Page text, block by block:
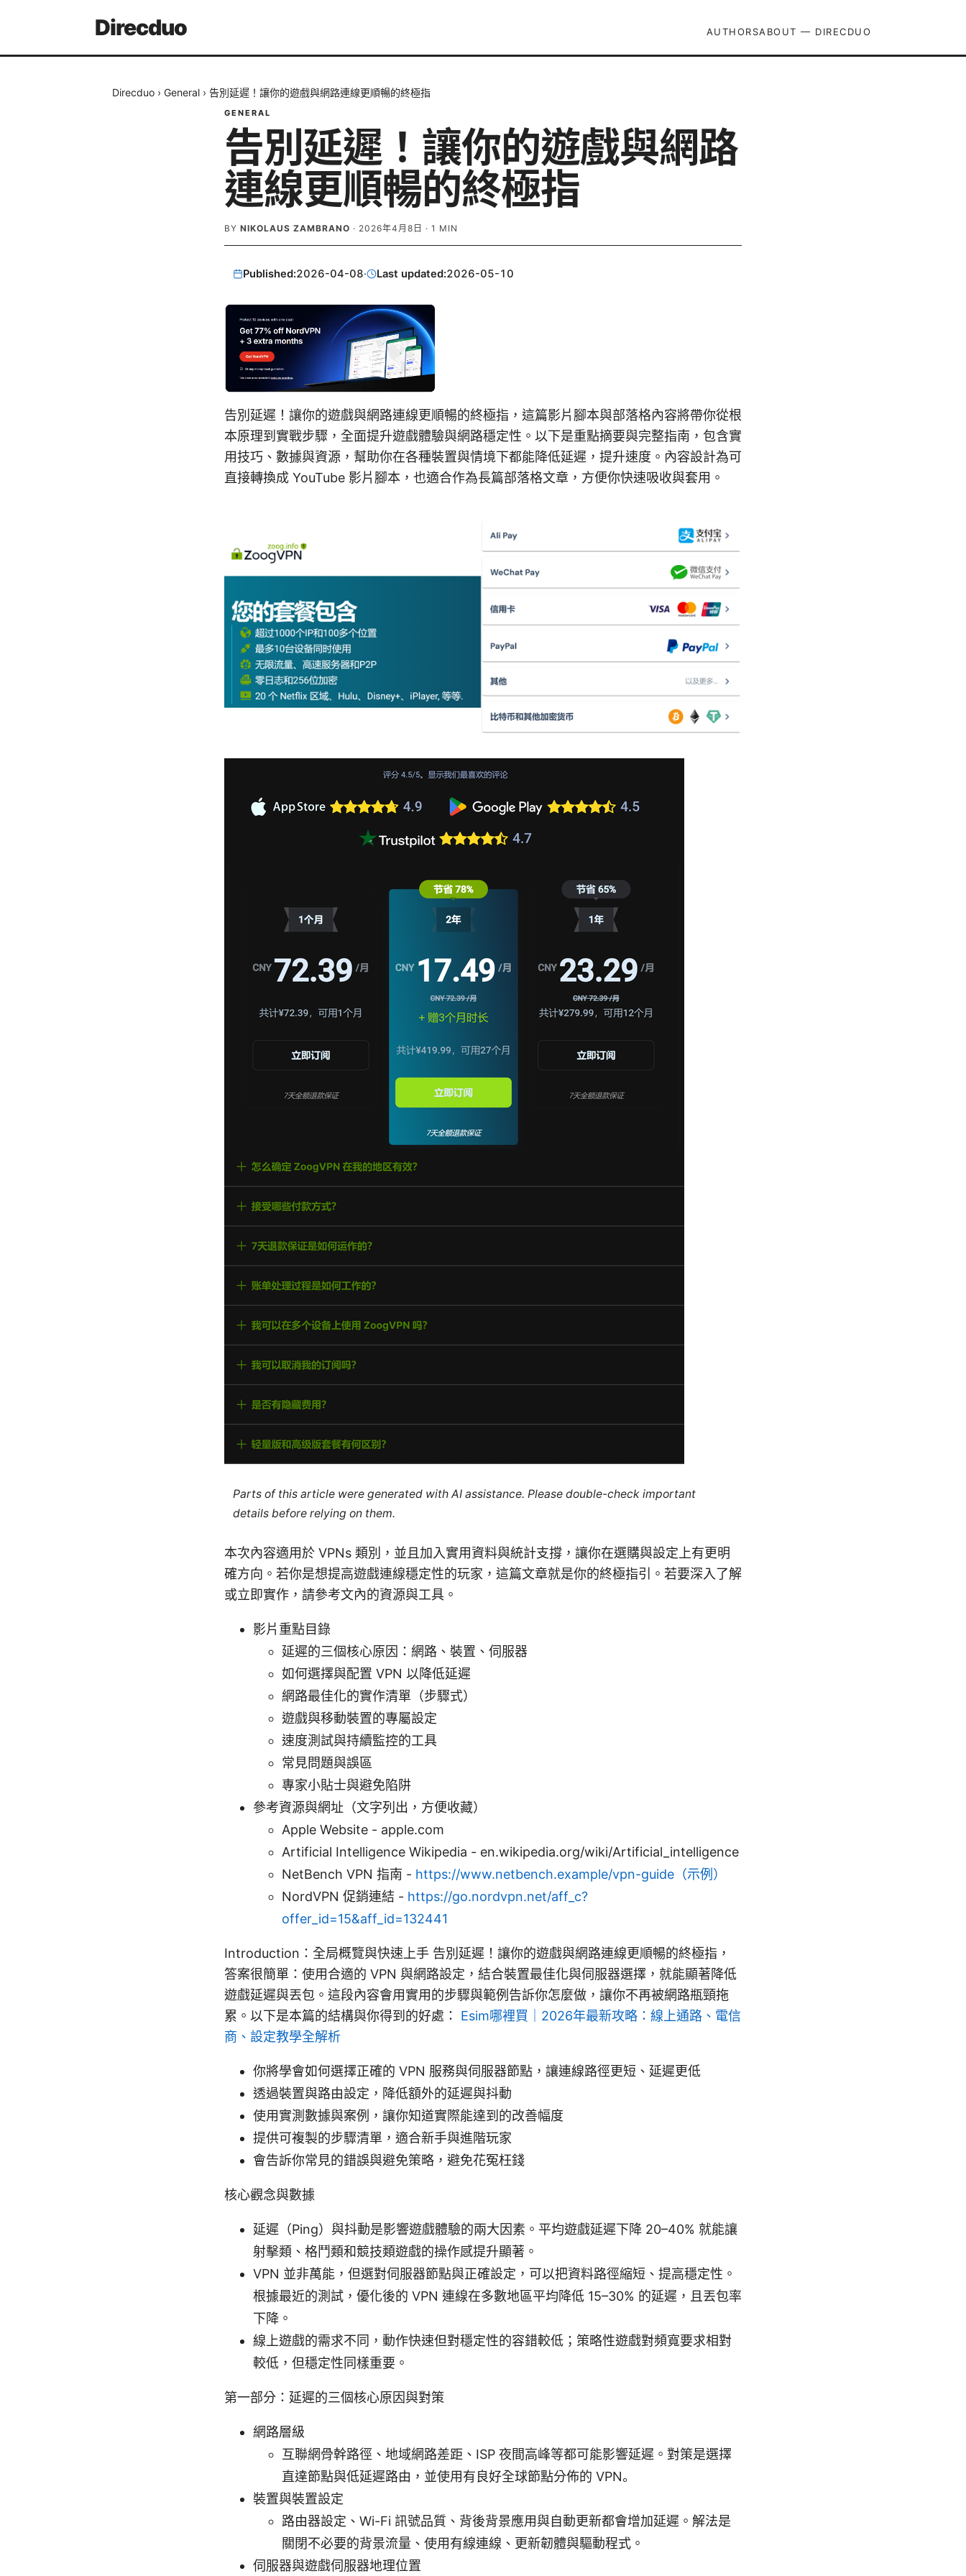
Direcduo AUTHORSABOUT — DIRECDUO
Direcduo › General › 告別延遲！讓你的遊戲與網路連線更順暢的終極指
GENERAL
告別延遲！讓你的遊戲與網路
連線更順暢的終極指
BY NIKOLAUS ZAMBRANO · 2026年4月8日 · 1 MIN
Published:2026-04-08· Last updated:2026-05-10
告別延遲！讓你的遊戲與網路連線更順暢的終極指，這篇影片腳本與部落格內容將帶你從根
本原理到實戰步驟，全面提升遊戲體驗與網路穩定性。以下是重點摘要與完整指南，包含實
用技巧、數據與資源，幫助你在各種裝置與情境下都能降低延遲，提升速度。內容設計為可
直接轉換成 YouTube 影片腳本，也適合作為長篇部落格文章，方便你快速吸收與套用。
Parts of this article were generated with AI assistance. Please double-check important
details before relying on them.
本次內容適用於 VPNs 類別，並且加入實用資料與統計支撐，讓你在選購與設定上有更明
確方向。若你是想提高遊戲連線穩定性的玩家，這篇文章就是你的終極指引。若要深入了解
或立即實作，請參考文內的資源與工具。
影片重點目錄
延遲的三個核心原因：網路、裝置、伺服器
如何選擇與配置 VPN 以降低延遲
網路最佳化的實作清單（步驟式）
遊戲與移動裝置的專屬設定
速度測試與持續監控的工具
常見問題與誤區
專家小貼士與避免陷阱
參考資源與網址（文字列出，方便收藏）
Apple Website - apple.com
Artificial Intelligence Wikipedia - en.wikipedia.org/wiki/Artificial_intelligence
NetBench VPN 指南 - https://www.netbench.example/vpn-guide（示例）
NordVPN 促銷連結 - https://go.nordvpn.net/aff_c?
offer_id=15&aff_id=132441
Introduction：全局概覽與快速上手 告別延遲！讓你的遊戲與網路連線更順暢的終極指，
答案很簡單：使用合適的 VPN 與網路設定，結合裝置最佳化與伺服器選擇，就能顯著降低
遊戲延遲與丟包。這段內容會用實用的步驟與範例告訴你怎麼做，讓你不再被網路瓶頸拖
累。以下是本篇的結構與你得到的好處： Esim哪裡買｜2026年最新攻略：線上通路、電信
商、設定教學全解析
你將學會如何選擇正確的 VPN 服務與伺服器節點，讓連線路徑更短、延遲更低
透過裝置與路由設定，降低額外的延遲與抖動
使用實測數據與案例，讓你知道實際能達到的改善幅度
提供可複製的步驟清單，適合新手與進階玩家
會告訴你常見的錯誤與避免策略，避免花冤枉錢
核心觀念與數據
延遲（Ping）與抖動是影響遊戲體驗的兩大因素。平均遊戲延遲下降 20–40% 就能讓
射擊類、格鬥類和競技類遊戲的操作感提升顯著。
VPN 並非萬能，但選對伺服器節點與正確設定，可以把資料路徑縮短、提高穩定性。
根據最近的測試，優化後的 VPN 連線在多數地區平均降低 15–30% 的延遲，且丟包率
下降。
線上遊戲的需求不同，動作快速但對穩定性的容錯較低；策略性遊戲對頻寬要求相對
較低，但穩定性同樣重要。
第一部分：延遲的三個核心原因與對策
網路層級
互聯網骨幹路徑、地域網路差距、ISP 夜間高峰等都可能影響延遲。對策是選擇
直達節點與低延遲路由，並使用有良好全球節點分佈的 VPN。
裝置與裝置設定
路由器設定、Wi-Fi 訊號品質、背後背景應用與自動更新都會增加延遲。解法是
關閉不必要的背景流量、使用有線連線、更新韌體與驅動程式。
伺服器與遊戲伺服器地理位置